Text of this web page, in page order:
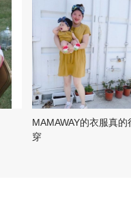
MAMAWAY的衣服真的
穿